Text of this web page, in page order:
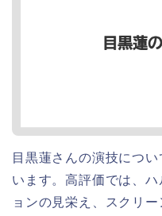
目黒蓮さんの演技につ
います。高評価では、
ョンの見栄え、スクリ